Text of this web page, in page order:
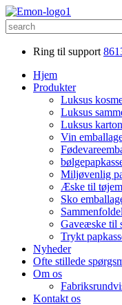
Ring til support
Hjem
Produkter
Luksus
Luksus
Luksus
Vin
Miljøvenlig
Æske til
Sko
Gaveæske til
Trykt
Nyheder
Ofte stillede
Om os
Kontakt os